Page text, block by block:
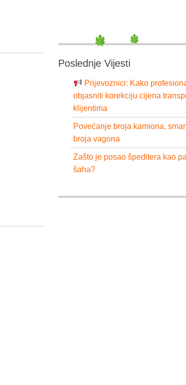
Poslednje Vijesti
Prijevoznici: Kako
objasniti korekciju cijena
klijentima
Povećanje broja kamiona,
broja vagona
Zašto je posao špeditera kao
šaha?